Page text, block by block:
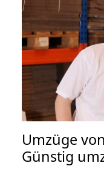
Umzüge
Günstig